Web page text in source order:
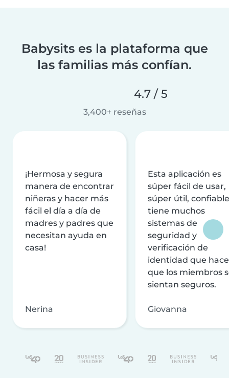
Babysits es la plataforma que
las familias más confían.
4.7 / 5
3,400+ reseñas
¡Hermosa y segura
manera de encontrar
niñeras y hacer más
fácil el día a día de
madres y padres que
necesitan ayuda en
casa!
Nerina
Esta aplicación es
súper fácil de usar,
súper útil,
tiene muchos
sistemas de
seguridad y
verificación de
identidad que
que los miembros
sientan seguros.
Giovanna